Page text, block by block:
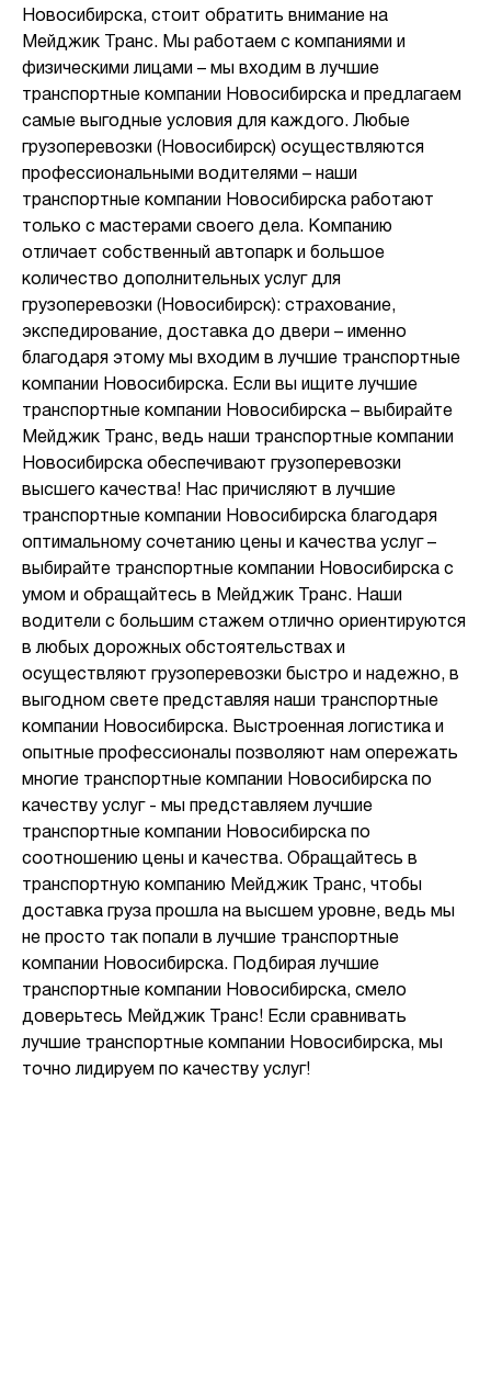
Новосибирска, стоит обратить внимание на
Мейджик Транс. Мы работаем с компаниями и
физическими лицами – мы входим в лучшие
транспортные компании Новосибирска и предлагаем
самые выгодные условия для каждого. Любые
грузоперевозки (Новосибирск) осуществляются
профессиональными водителями – наши
транспортные компании Новосибирска работают
только с мастерами своего дела. Компанию
отличает собственный автопарк и большое
количество дополнительных услуг для
грузоперевозки (Новосибирск): страхование,
экспедирование, доставка до двери – именно
благодаря этому мы входим в лучшие транспортные
компании Новосибирска. Если вы ищите лучшие
транспортные компании Новосибирска – выбирайте
Мейджик Транс, ведь наши транспортные компании
Новосибирска обеспечивают грузоперевозки
высшего качества! Нас причисляют в лучшие
транспортные компании Новосибирска благодаря
оптимальному сочетанию цены и качества услуг –
выбирайте транспортные компании Новосибирска с
умом и обращайтесь в Мейджик Транс. Наши
водители с большим стажем отлично ориентируются
в любых дорожных обстоятельствах и
осуществляют грузоперевозки быстро и надежно, в
выгодном свете представляя наши транспортные
компании Новосибирска. Выстроенная логистика и
опытные профессионалы позволяют нам опережать
многие транспортные компании Новосибирска по
качеству услуг - мы представляем лучшие
транспортные компании Новосибирска по
соотношению цены и качества. Обращайтесь в
транспортную компанию Мейджик Транс, чтобы
доставка груза прошла на высшем уровне, ведь мы
не просто так попали в лучшие транспортные
компании Новосибирска. Подбирая лучшие
транспортные компании Новосибирска, смело
доверьтесь Мейджик Транс! Если сравнивать
лучшие транспортные компании Новосибирска, мы
точно лидируем по качеству услуг!